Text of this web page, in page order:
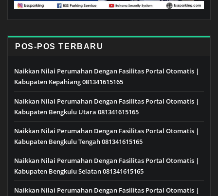
POS-POS TERBARU
Naikkan Nilai Perumahan Dengan Fasilitas Portal Otomatis |
Kabupaten Kepahiang 081341615165
Naikkan Nilai Perumahan Dengan Fasilitas Portal Otomatis |
Kabupaten Bengkulu Utara 081341615165
Naikkan Nilai Perumahan Dengan Fasilitas Portal Otomatis |
Kabupaten Bengkulu Tengah 081341615165
Naikkan Nilai Perumahan Dengan Fasilitas Portal Otomatis |
Kabupaten Bengkulu Selatan 081341615165
Naikkan Nilai Perumahan Dengan Fasilitas Portal Otomatis |